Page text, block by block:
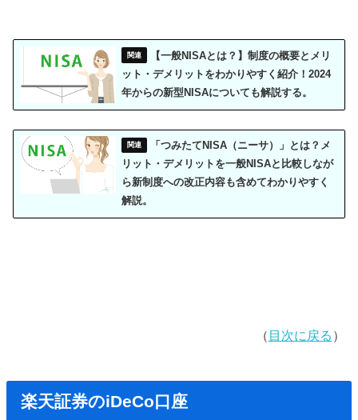
【一般NISAとは？】制度の概要とメリ
ット・デメリットをわかりやすく紹介！2024
年からの新型NISAについても解説する。
「つみたてNISA（ニーサ）」とは？メ
リット・デメリットを一般NISAと比較しなが
ら新制度への改正内容も含めてわかりやすく
解説。
（ 目次に戻る ）
楽天証券のiDeCo口座